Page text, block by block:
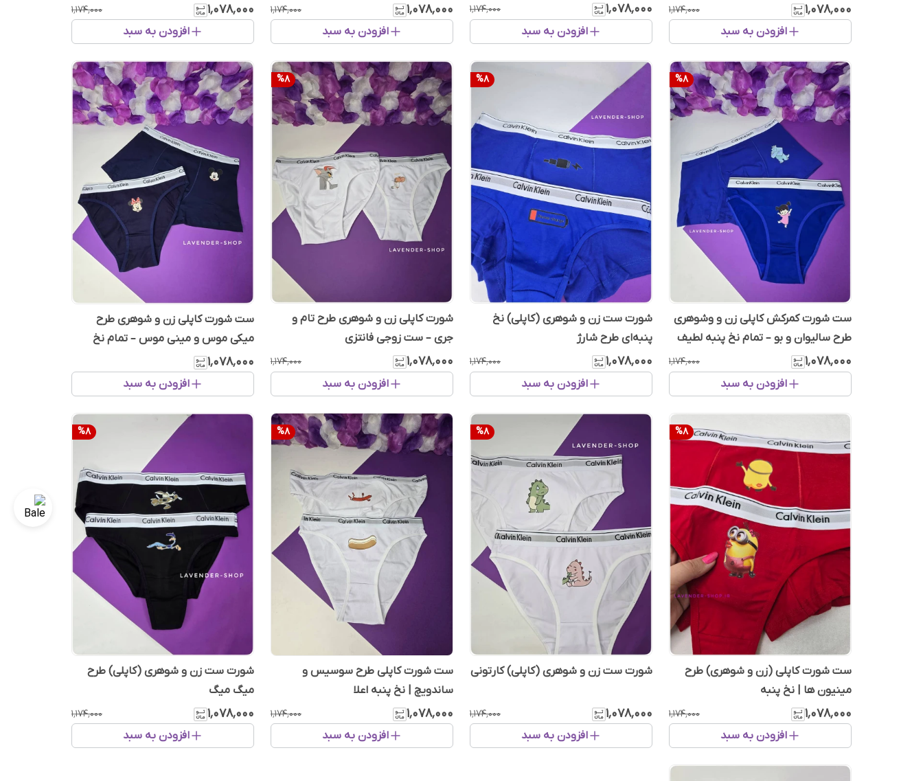
۱٬۰۷۸٬۰۰۰ ۱٬۱۷۴٬۰۰۰
افزودن به سبد
۱٬۰۷۸٬۰۰۰ ۱٬۱۷۴٬۰۰۰
افزودن به سبد
۱٬۰۷۸٬۰۰۰ ۱٬۱۷۴٬۰۰۰
افزودن به سبد
۱٬۰۷۸٬۰۰۰ ۱٬۱۷۴٬۰۰۰
افزودن به سبد
%8
ست شورت کمرکش کاپلی زن و وشوهری
طرح سالیوان و بو – تمام نخ پنبه لطیف
۱٬۰۷۸٬۰۰۰ ۱٬۱۷۴٬۰۰۰
افزودن به سبد
%8
شورت ست زن و شوهری (کاپلی) نخ
پنبه‌ای طرح شارژ
۱٬۰۷۸٬۰۰۰ ۱٬۱۷۴٬۰۰۰
افزودن به سبد
%8
شورت کاپلی زن و شوهری طرح تام و
جری – ست زوجی فانتزی
۱٬۰۷۸٬۰۰۰ ۱٬۱۷۴٬۰۰۰
افزودن به سبد
ست شورت کاپلی زن و شوهری طرح
میکی موس و مینی موس – تمام نخ
پنبه‌ای لطیف
۱٬۰۷۸٬۰۰۰
افزودن به سبد
%8
ست شورت کاپلی (زن و شوهری) طرح
مینیون ها | نخ پنبه
۱٬۰۷۸٬۰۰۰ ۱٬۱۷۴٬۰۰۰
افزودن به سبد
%8
شورت ست زن و شوهری (کاپلی) کارتونی
۱٬۰۷۸٬۰۰۰ ۱٬۱۷۴٬۰۰۰
افزودن به سبد
%8
ست شورت کاپلی طرح سوسیس و
ساندویچ | نخ پنبه اعلا
۱٬۰۷۸٬۰۰۰ ۱٬۱۷۴٬۰۰۰
افزودن به سبد
%8
شورت ست زن و شوهری (کاپلی) طرح
میگ میگ
۱٬۰۷۸٬۰۰۰ ۱٬۱۷۴٬۰۰۰
افزودن به سبد